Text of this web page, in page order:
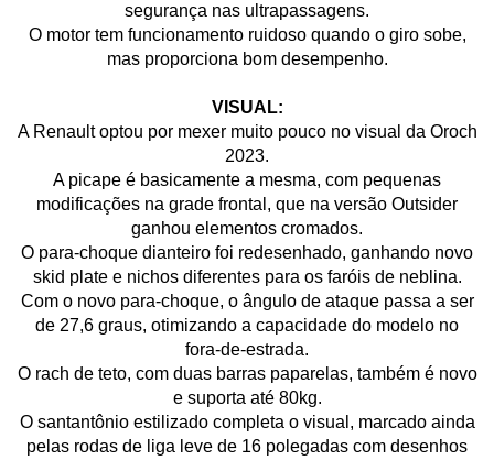
segurança nas ultrapassagens.
O motor tem funcionamento ruidoso quando o giro sobe,
mas proporciona bom desempenho.
VISUAL:
A Renault optou por mexer muito pouco no visual da Oroch
2023.
A picape é basicamente a mesma, com pequenas
modificações na grade frontal, que na versão Outsider
ganhou elementos cromados.
O para-choque dianteiro foi redesenhado, ganhando novo
skid plate e nichos diferentes para os faróis de neblina.
Com o novo para-choque, o ângulo de ataque passa a ser
de 27,6 graus, otimizando a capacidade do modelo no
fora-de-estrada.
O rach de teto, com duas barras paparelas, também é novo
e suporta até 80kg.
O santantônio estilizado completa o visual, marcado ainda
pelas rodas de liga leve de 16 polegadas com desenhos